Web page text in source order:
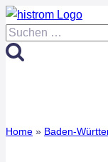
Zum
Inhalt
springen
Suchen
nach:
Home » Baden-